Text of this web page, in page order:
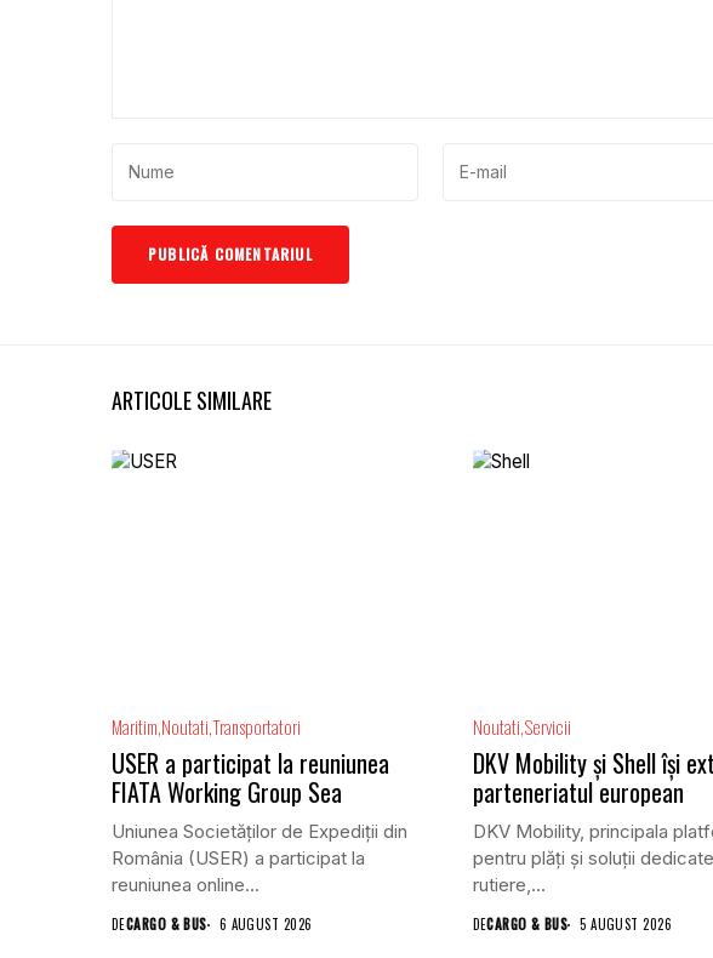
ARTICOLE SIMILARE
Maritim NoutatiTransportatori
USER a participat la reuniunea
FIATA Working Group Sea
Uniunea Societăților de Expediții din
România (USER) a participat la
reuniunea online...
DECARGO & BUS 6 AUGUST 2026
Noutati Servicii
DKV Mobility și Shell își
parteneriatul european
DKV Mobility, principala
pentru plăți și soluții
rutiere,...
DECARGO & BUS 5 AUGUST 2026